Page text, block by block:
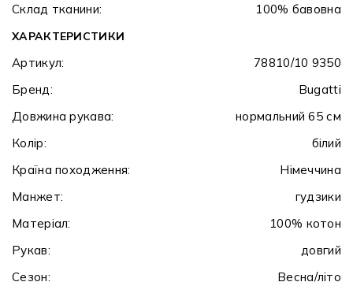
Склад тканини:
100% бавовна
ХАРАКТЕРИСТИКИ
Артикул:
78810/10 9350
Бренд:
Bugatti
Довжина рукава:
нормальний 65 см
Колір:
білий
Країна походження:
Німеччина
Манжет:
гудзики
Матеріал:
100% котон
Рукав:
довгий
Сезон:
Весна/літо